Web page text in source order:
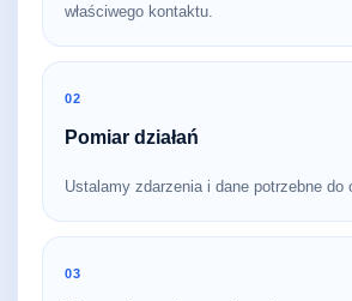
właściwego kontaktu.
02
Pomiar działań
Ustalamy zdarzenia i dane potrzebne do
03